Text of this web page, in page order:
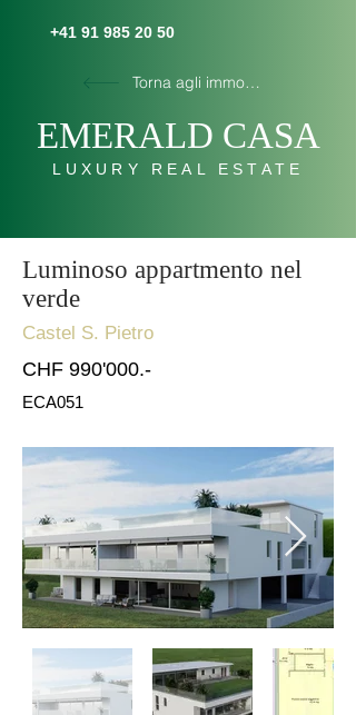
+41 91 985 20 50
Torna agli immobili
EMERALD CASA
LUXURY REAL ESTATE
Luminoso appartmento nel
verde
Castel S. Pietro
CHF 990'000.-
ECA051